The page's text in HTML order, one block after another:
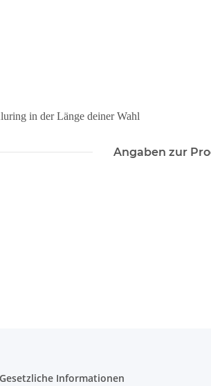
in der Länge deiner Wahl
Angaben zur
Gesetzliche Informationen